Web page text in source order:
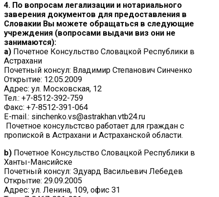
4. По вопросам легализации и нотариального
заверения документов для предоставления в
Словакии Вы можете обращаться в следующие
учреждения (вопросами выдачи виз они не
занимаются):
a) Почетное Консульство Словацкой Республики в
Астрахани
Почетный консул: Владимир Степанович Синченко
Открытие: 12.05.2009
Адрес: ул. Московская, 12
Тел.: +7-8512-392-759
Факс: +7-8512-391-064
E-mail.: sinchenko.vs@astrakhan.vtb24.ru
Почетное консульстсво работает для граждан с
пропиской в Астрахани и Астраханской области.
b) Почетное Консульство Словацкой Республики в
Ханты-Мансийске
Почетный консул: Эдуард Васильевич Лебедев
Открытие: 29.09.2005
Адрес: ул. Ленина, 109, офис 31